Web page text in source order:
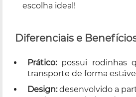
escolha ideal!
Diferenciais e
Prático: possui rodinhas
transporte de forma
Design: desenvolvido a